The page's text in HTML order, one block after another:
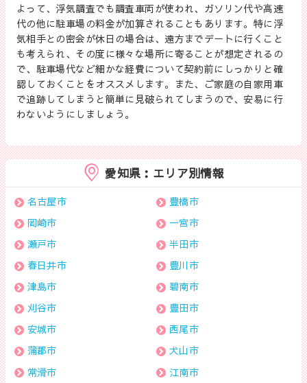
よって、浮気調査でも調査車両が使われ、ガソリン代や高速
代の他に駐車場の料金が加算されることもあります。特に浮
気相手との密会が休日の場合は、遠方までデートに行くこと
も考えられ、その度に様々な場所に寄ることが想定されるの
で、駐車場代など細かな経費について契約前にしっかりと確
認しておくことをオススメします。また、ご家庭の自家用車
で追跡してしまうと簡単に見破られてしまうので、安易に行
わないようにしましょう。
愛知県：エリア別情報
名古屋市
豊橋市
岡崎市
一宮市
瀬戸市
半田市
春日井市
豊川市
津島市
碧南市
刈谷市
豊田市
安城市
西尾市
蒲郡市
犬山市
常滑市
江南市